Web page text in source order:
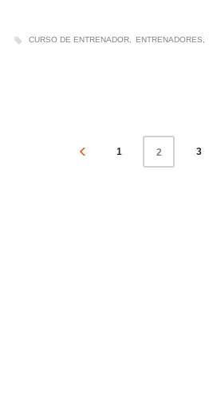
CURSO DE ENTRENADOR ENTRENADORES
1 2 3